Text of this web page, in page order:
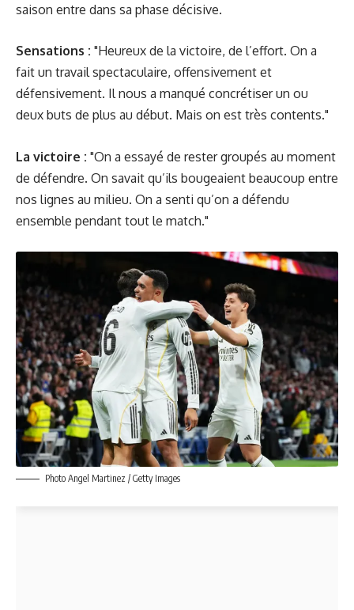
saison entre dans sa phase décisive.
Sensations : "Heureux de la victoire, de l’effort. On a
fait un travail spectaculaire, offensivement et
défensivement. Il nous a manqué concrétiser un ou
deux buts de plus au début. Mais on est très contents."
La victoire : "On a essayé de rester groupés au moment
de défendre. On savait qu’ils bougeaient beaucoup entre
nos lignes au milieu. On a senti qu’on a défendu
ensemble pendant tout le match."
Photo Angel Martinez / Getty Images